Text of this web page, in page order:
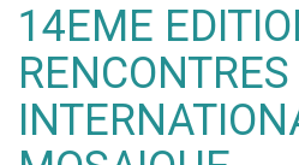
14EME
RENCONTRES